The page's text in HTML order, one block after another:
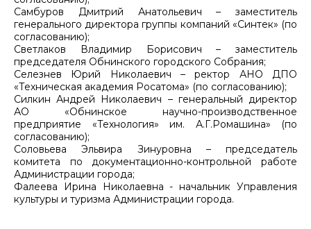
Самбуров Дмитрий Анатольевич – заместитель
генерального директора группы компаний «Синтек» (по
согласованию);
Светлаков Владимир Борисович – заместитель
председателя Обнинского городского Собрания;
Селезнев Юрий Николаевич – ректор АНО ДПО
«Техническая академия Росатома» (по согласованию);
Силкин Андрей Николаевич – генеральный директор
АО «Обнинское научно-производственное
предприятие «Технология» им. А.Г.Ромашина» (по
согласованию);
Соловьева Эльвира Зинуровна – председатель
комитета по документационно-контрольной работе
Администрации города;
Фалеева Ирина Николаевна - начальник Управления
культуры и туризма Администрации города.